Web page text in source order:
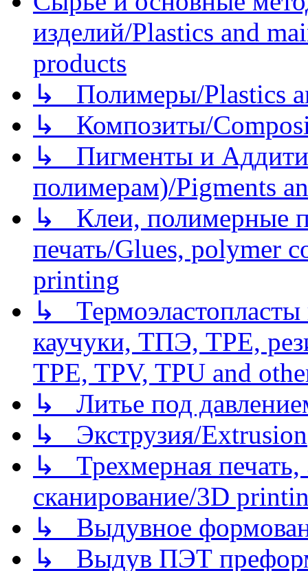
изделий/Plastics and
products
↳ Полимеры/Plastics
↳ Композиты/
↳ Пигменты и
полимерам)/Pigments
↳ Клеи, полимерные
печать/Glues, polymer
printing
↳
каучуки, ТПЭ, TPE,
TPE, TPV, TPU and
↳ Литье под
↳ Экструзия/Extrusion
↳ Трехмерная
сканирование/3D
↳ Выдувное
↳ Выдув ПЭТ